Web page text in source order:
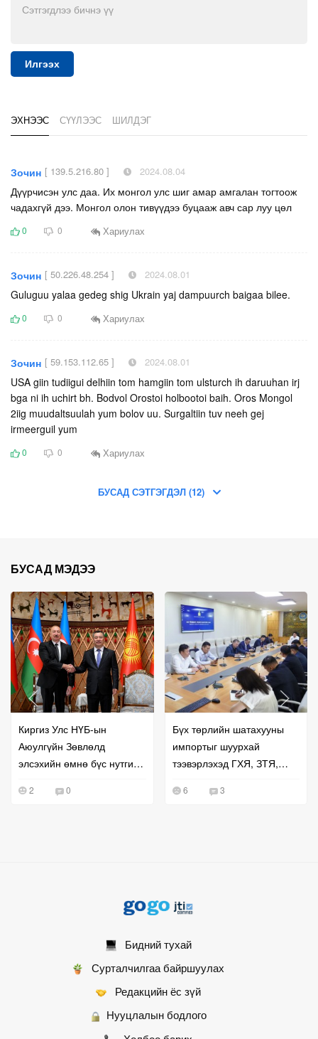
Илгээх
ЭХНЭЭС СҮҮЛЭЭС ШИЛДЭГ
Зочин [ 139.5.216.80 ] 2024.08.04
Дүүрчисэн улс даа. Их монгол улс шиг амар амгалан тогтоож
чадахгүй дээ. Монгол олон тивүүдээ буцааж авч сар луу цөл
0 0 Хариулах
Зочин [ 50.226.48.254 ] 2024.08.01
Guluguu yalaa gedeg shig Ukrain yaj dampuurch baigaa bilee.
0 0 Хариулах
Зочин [ 59.153.112.65 ] 2024.08.01
USA giin tudiigui delhiin tom hamgiin tom ulsturch ih daruuhan irj
bga ni ih uchirt bh. Bodvol Orostoi holbootoi baih. Oros Mongol
2iig muudaltsuulah yum bolov uu. Surgaltiin tuv neeh gej
irmeerguil yum
0 0 Хариулах
БУСАД СЭТГЭГДЭЛ (12)
БУСАД МЭДЭЭ
Киргиз Улс НҮБ-ын
Аюулгүйн Зөвлөлд
элсэхийн өмнө бүс нутгийн
эрчимжүүллээ
2 0
Бүх төрлийн шатахууны
импортыг шуурхай
тээвэрлэхэд ГХЯ, ЗТЯ,
6 3
Бидний тухай
Сурталчилгаа байршуулах
Редакцийн ёс зүй
Нууцлалын бодлого